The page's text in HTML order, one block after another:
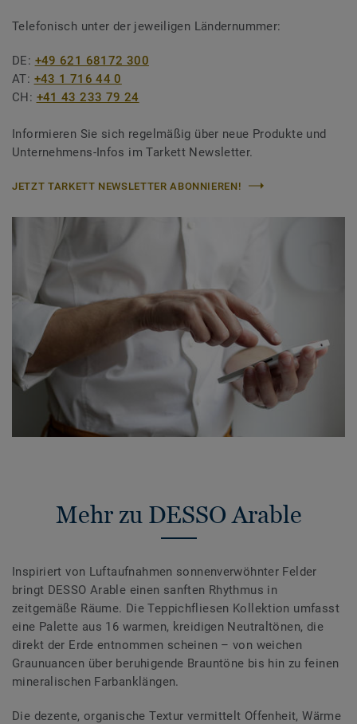
Telefonisch unter der jeweiligen Ländernummer:
DE: +49 621 68172 300
AT: +43 1 716 44 0
CH: +41 43 233 79 24
Informieren Sie sich regelmäßig über neue Produkte und
Unternehmens-Infos im Tarkett Newsletter.
JETZT TARKETT NEWSLETTER ABONNIEREN!
Mehr zu DESSO Arable
Inspiriert von Luftaufnahmen sonnenverwöhnter Felder
bringt DESSO Arable einen sanften Rhythmus in
zeitgemäße Räume. Die Teppichfliesen Kollektion umfasst
eine Palette aus 16 warmen, kreidigen Neutraltönen, die
direkt der Erde entnommen scheinen – von weichen
Graunuancen über beruhigende Brauntöne bis hin zu feinen
mineralischen Farbanklängen.
Die dezente, organische Textur vermittelt Offenheit, Wärme